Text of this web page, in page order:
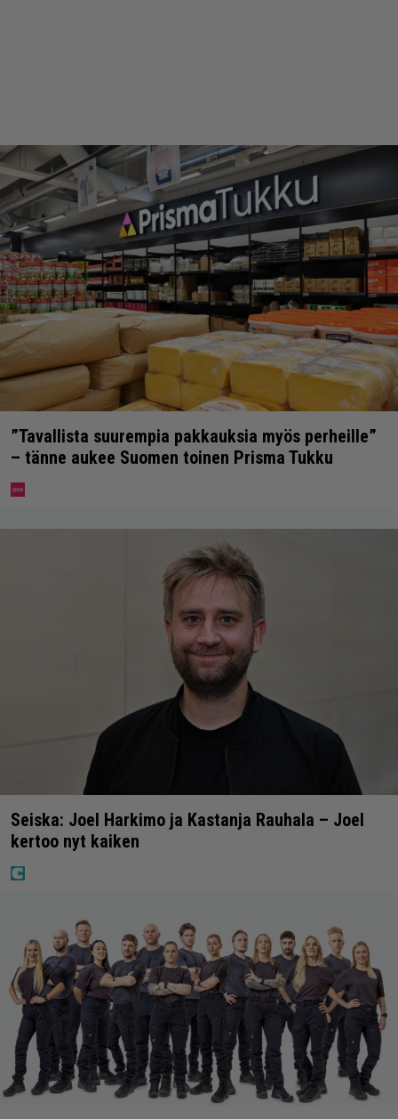
”Tavallista suurempia pakkauksia myös perheille”
– tänne aukee Suomen toinen Prisma Tukku
Seiska: Joel Harkimo ja Kastanja Rauhala – Joel
kertoo nyt kaiken